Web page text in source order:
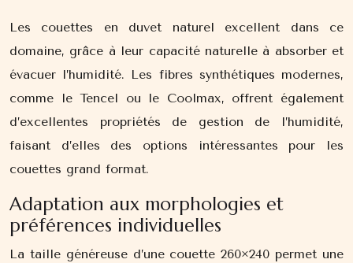
Les couettes en duvet naturel excellent dans ce
domaine, grâce à leur capacité naturelle à absorber et
évacuer l’humidité. Les fibres synthétiques modernes,
comme le Tencel ou le Coolmax, offrent également
d’excellentes propriétés de gestion de l’humidité,
faisant d’elles des options intéressantes pour les
couettes grand format.
Adaptation aux morphologies et
préférences individuelles
La taille généreuse d’une couette 260×240 permet une